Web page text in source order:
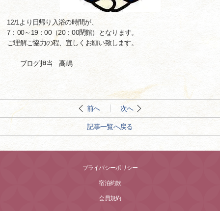
12/1より日帰り入浴の時間が、
7：00～19：00（20：00閉館）となります。
ご理解ご協力の程、宜しくお願い致します。
ブログ担当 高嶋
前へ 次へ
記事一覧へ戻る
プライバシーポリシー
宿泊約款
会員規約